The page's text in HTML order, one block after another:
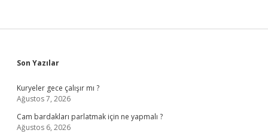
Sidebar
Son Yazılar
Kuryeler gece çalışır mı ?
Ağustos 7, 2026
Cam bardakları parlatmak için ne yapmalı ?
Ağustos 6, 2026